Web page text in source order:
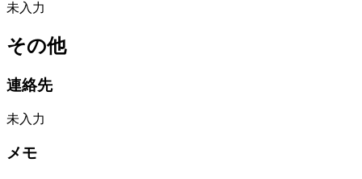
未入力
その他
連絡先
未入力
メモ